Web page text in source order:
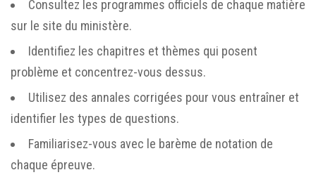
Consultez les programmes officiels de chaque matière
sur le site du ministère.
Identifiez les chapitres et thèmes qui posent
problème et concentrez-vous dessus.
Utilisez des annales corrigées pour vous entraîner et
identifier les types de questions.
Familiarisez-vous avec le barème de notation de
chaque épreuve.